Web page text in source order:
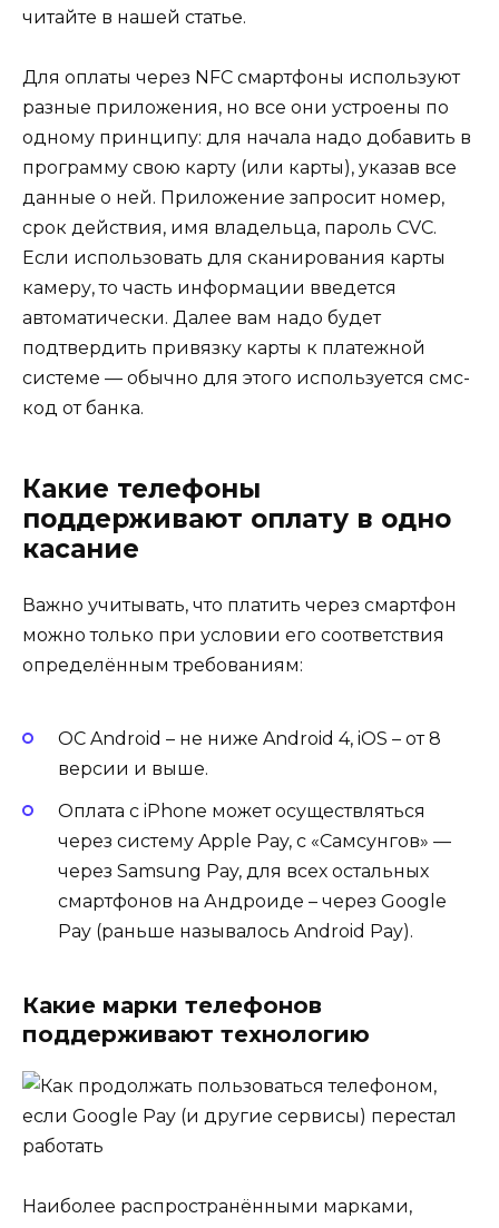
читайте в нашей статье.
Для оплаты через NFC смартфоны используют
разные приложения, но все они устроены по
одному принципу: для начала надо добавить в
программу свою карту (или карты), указав все
данные о ней. Приложение запросит номер,
срок действия, имя владельца, пароль CVC.
Если использовать для сканирования карты
камеру, то часть информации введется
автоматически. Далее вам надо будет
подтвердить привязку карты к платежной
системе — обычно для этого используется смс-
код от банка.
Какие телефоны
поддерживают оплату в одно
касание
Важно учитывать, что платить через смартфон
можно только при условии его соответствия
определённым требованиям:
ОС Android – не ниже Android 4, iOS – от 8
версии и выше.
Оплата с iPhone может осуществляться
через систему Apple Pay, с «Самсунгов» —
через Samsung Pay, для всех остальных
смартфонов на Андроиде – через Google
Pay (раньше называлось Android Pay).
Какие марки телефонов
поддерживают технологию
Наиболее распространёнными марками,